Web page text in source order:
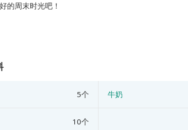
的周末时光吧！
5个 牛奶
10个